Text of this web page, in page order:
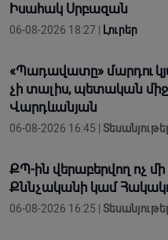
Իսահակ Սրբազան
06-08-2026 18:27 | Լուրեր
«Պադավատը» մարդու
չի տալիս, պետական
Վարդևանյան
06-08-2026 16:45 |
ՔՊ-ին վերաբերվող ոչ
Քննչականի կամ
06-08-2026 16:25 |